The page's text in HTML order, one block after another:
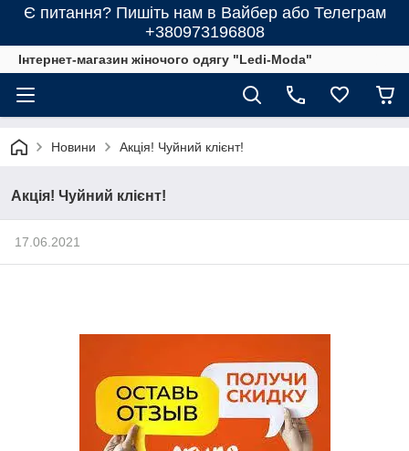
Є питання? Пишіть нам в Вайбер або Телеграм
+380973196808
Інтернет-магазин жіночого одягу "Ledi-Moda"
Новини Акція! Чуйний клієнт!
Акція! Чуйний клієнт!
17.06.2021